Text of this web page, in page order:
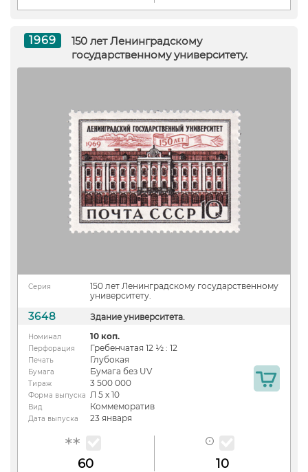
1969
150 лет Ленинградскому
государственному университету.
Серия
150 лет Ленинградскому государственному
университету.
3648 Здание университета.
Номинал 10 коп.
Перфорация Гребенчатая 12 ½ : 12
Печать Глубокая
Бумага Бумага без UV
Тираж 3 500 000
Форма выпуска Л 5 х 10
Вид Коммеморатив
Дата выпуска 23 января
60 10